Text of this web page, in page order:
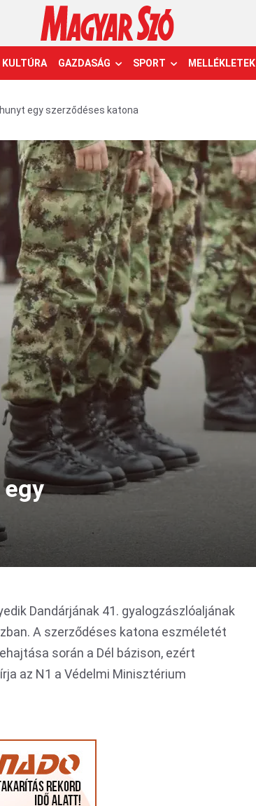
KULTÚRA GAZDASÁG SPORT MELLÉKLETEK
egy szerződéses katona
Dandárjának 41. gyalogzászlóaljának
A szerződéses katona eszméletét
során a Dél bázison, ezért
az N1 a Védelmi Minisztérium